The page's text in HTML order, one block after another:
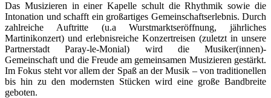
Das Musizieren in einer Kapelle schult die Rhythmik sowie die
Intonation und schafft ein großartiges Gemeinschaftserlebnis. Durch
zahlreiche Auftritte (u.a Wurstmarktseröffnung, jährliches
Martinikonzert) und erlebnisreiche Konzertreisen (zuletzt in unsere
Partnerstadt Paray-le-Monial) wird die Musiker(innen)-
Gemeinschaft und die Freude am gemeinsamen Musizieren gestärkt.
Im Fokus steht vor allem der Spaß an der Musik – von traditionellen
bis hin zu den modernsten Stücken wird eine große Bandbreite
geboten.